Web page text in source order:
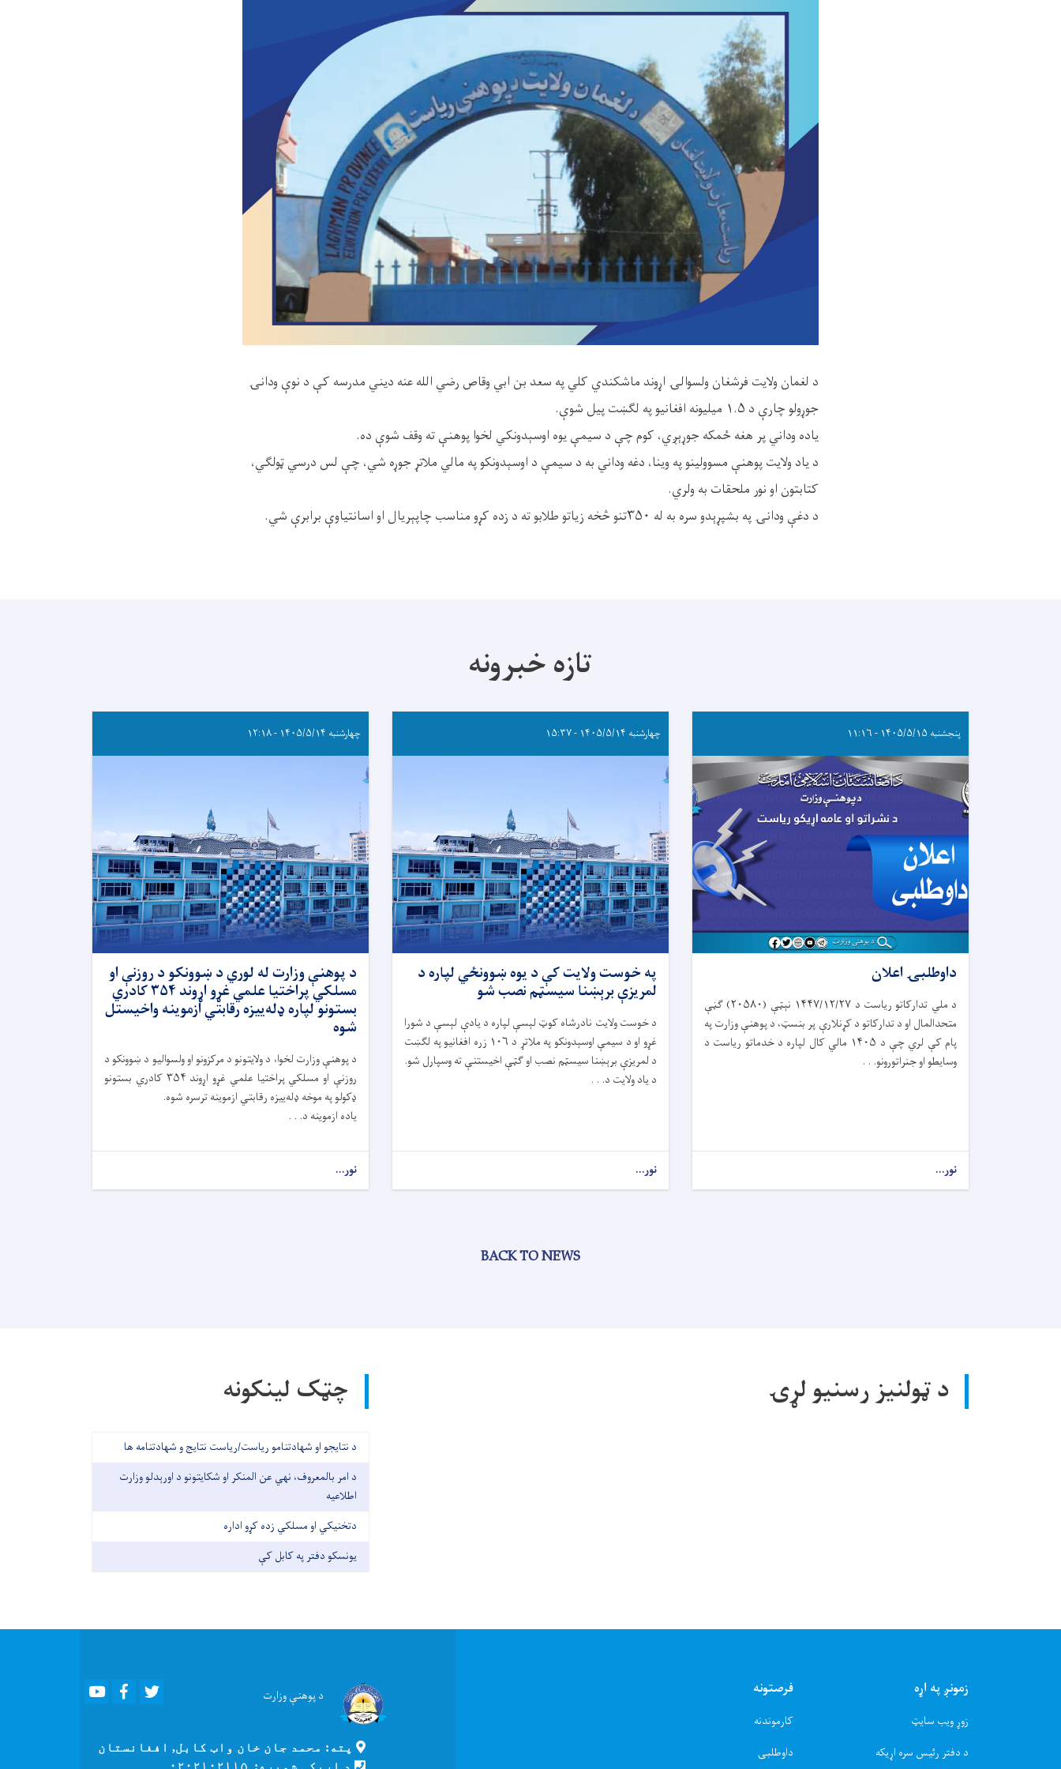
د لغمان ولایت فرشغان ولسوالۍ اړوند ماشکندي کلي په سعد بن ابي وقاص رضي الله عنه دیني مدرسه کې د نوې ودانۍ
جوړولو چارې د ۱.۵ میلیونه افغانیو په لګښت پیل شوې.
یاده وداني پر هغه ځمکه جوړېږي، کوم چې د سیمې یوه اوسېدونکي لخوا پوهنې ته وقف شوې ده.
د یاد ولایت پوهنې مسوولینو په وینا، دغه وداني به د سیمې د اوسېدونکو په مالي ملاتړ جوړه شي، چې لس درسي ټولګي،
کتابتون او نور ملحقات به ولري.
د دغې ودانۍ په بشپړېدو سره به له ۳۵۰تنو څخه زیاتو طلابو ته د زده کړو مناسب چاپېریال او اسانتیاوې برابرې شي.
تازه خبرونه
پنجشنبه ۱۴۰۵/۵/۱۵ - ۱۱:۱۶
داوطلبۍ اعلان
د ملي تدارکاتو ریاست د ۱۴۴۷/۱۲/۲۷ نېټې (۲۰۵۸۰) ګڼې
متحدالمال او د تدارکاتو د کړنلارې پر بنسټ، د پوهنې وزارت په
پام کې لري چې د ۱۴۰۵ مالي کال لپاره د خدماتو ریاست د
وسایطو او جنراتورونو. . .
نور...
چهارشنبه ۱۴۰۵/۵/۱۴ - ۱۵:۳۷
په خوست ولایت کې د یوه ښوونځي لپاره د
لمریزې برېښنا سیسټم نصب شو
د خوست ولایت نادرشاه کوټ لېسې لپاره د یادې لېسې د شورا
غړو او د سیمې اوسېدونکو په ملاتړ د ۱۰۶ زره افغانیو په لګښت
د لمریزې برېښنا سیسټم نصب او ګټې اخیستنې ته وسپارل شو.
د یاد ولایت د. . .
نور...
چهارشنبه ۱۴۰۵/۵/۱۴ - ۱۲:۱۸
د پوهنې وزارت له لوري د ښوونکو د روزنې او
مسلکي پراختیا علمي غړو اړوند ۳۵۴ کادري
بستونو لپاره ډله‌ییزه رقابتي ازموینه واخیستل
شوه
د پوهنې وزارت لخوا، د ولايتونو د مرکزونو او ولسواليو د ښوونکو د
روزنې او مسلکي پراختیا علمي غړو اړوند ۳۵۴ کادري بستونو
ډکولو په موخه ډله‌ییزه رقابتي ازموینه ترسره شوه.
ياده ازموینه د. . .
نور...
BACK TO NEWS
د ټولنیز رسنیو لړۍ چټک لینکونه
د نتایجو او شهادتنامو ریاست/ریاست نتایج و شهادتنامه ها
د امر بالمعروف، نهي عن المنکر او شکایتونو د اورېدلو وزارت
اطلاعیه
دتخنیکي او مسلکي زده کړو اداره
یونسکو دفتر په کابل کې
زمونږ په اړه
زوړ ویب سایټ
د دفتر رئیس سره اړیکه
فرصتونه
کارموندنه
داوطلبۍ
د پوهنېوزارت Youtube Facebook
پته: محمد جان خان واټ کابل, افغانستان
د اړیکې شمیره: ۰۲۰۲۱۰۲۱۱۵